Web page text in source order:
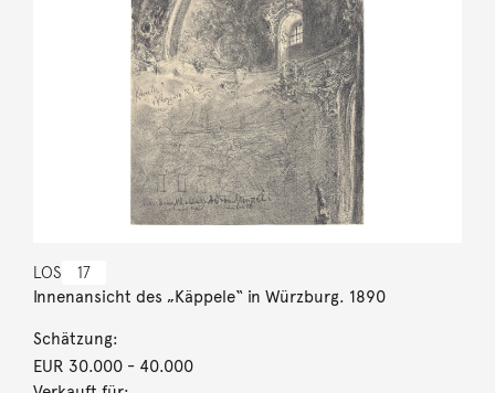
LOS 17
Innenansicht des „Käppele“ in Würzburg. 1890
Schätzung:
EUR 30.000- 40.000